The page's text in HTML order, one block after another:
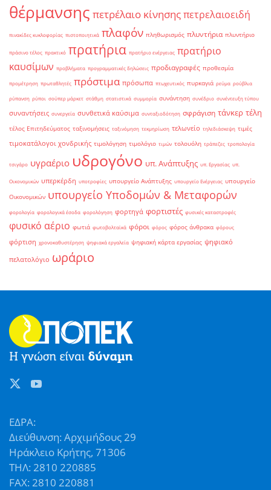
θέρμανσης πετρέλαιο κίνησηςπετρελαιοειδή
πινακίδες κυκλοφορίας πιστοποιητικά πλαφόν πληθωρισμός πλυντήρια πλυντήριο
πράσινο τέλος πρακτικό πρατήρια πρατήριο ενέργειας πρατήριο
καυσίμων προβλήματα προγραμματικές δηλώσεις προδιαγραφές προθεσμία
προμέτρηση πρωταθλητές πρόστιμα πρόσωπα πτωχευτικός πυρκαγιά ρεύμα ρούβλια
ρύπανση ρύποι σούπερ μάρκετ στάθμη στατιστικά συμμορία συνάντηση συνέδριο συνέντευξη τύπου
συναντήσεις συνεργεία συνθετικά καύσιμα συνταξιοδότηση σφράγιση τάνκερ τέλη
τέλος Επιτηδεύματος ταξινομήσεις ταξινόμηση τεκμηρίωση τελωνείο τηλεδιάσκεψη τιμές
τιμοκατάλογοι χονδρικής τιμολόγηση τιμολόγιο τιμών τολουόλη τράπεζες τροπολογία
τσιγάρο υγραέριο υδρογόνο υπ. Ανάπτυξης υπ. Εργασίας υπ.
Οικονομικών υπερκέρδη υποτροφίες υπουργείο Ανάπτυξης υπουργείο Ενέργειας υπουργείο
Οικονομικών υπουργείο Υποδομών & Μεταφορών
φορολογία φορολογικά έσοδα φορολόγηση φορτηγά φορτιστές φυσικές καταστροφές
φυσικό αέριο φωτιά φωτοβολταϊκά φόροι φόρος φόρος άνθρακα φόρους
φόρτιση χρονοκαθυστέρηση ψηφιακά εργαλεία ψηφιακή κάρτα εργασίας ψηφιακό
πελατολόγιο ωράριο
ΕΔΡΑ:
Διεύθυνση: Αρχιμήδους 29
Ηράκλειο Κρήτης, 71306
ΤΗΛ: 2810 220885
FAX: 2810 220881